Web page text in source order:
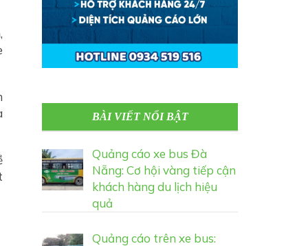
BÀI VIẾT NỔI BẬT
Quảng cáo xe bus Đà
Nẵng: Cơ hội vàng tiếp cận
khách hàng du lịch hiệu
quả
Quảng cáo trên xe bus: